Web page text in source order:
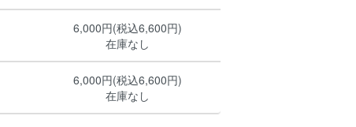
6,000円(税込6,600円)
在庫なし
6,000円(税込6,600円)
在庫なし